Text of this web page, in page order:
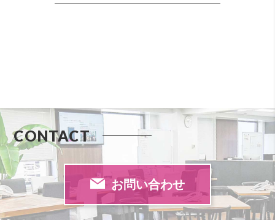
CONTACT
お問い合わせ